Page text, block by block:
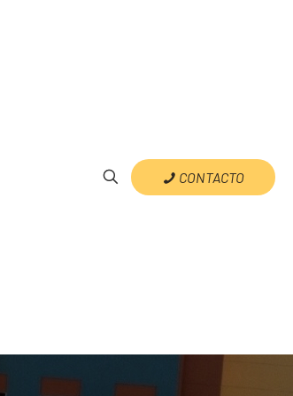
CONTACTO